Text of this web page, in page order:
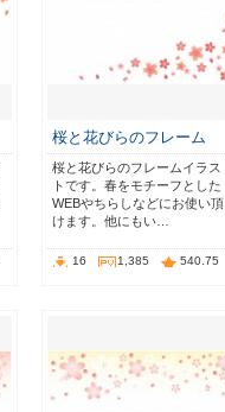
桜と花びらのフレーム
桜と花びらのフレームイラス
トです。春をモチーフとした
WEBやちらしなどにお使い頂
けます。他にもい…
16 1,385 540.75